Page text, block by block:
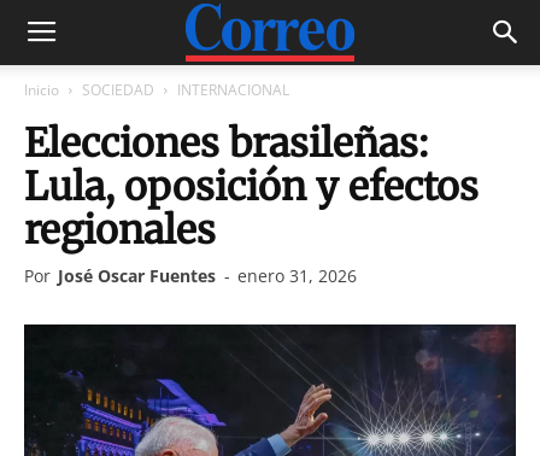
Inicio SOCIEDAD INTERNACIONAL
Elecciones brasileñas:
Lula, oposición y efectos
regionales
Por José Oscar Fuentes - enero 31, 2026